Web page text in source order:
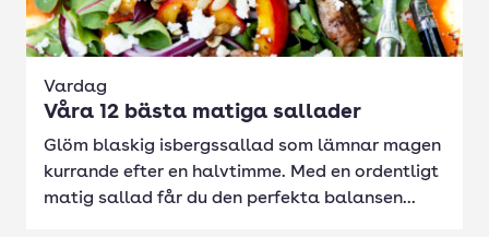
Vardag
Våra 12 bästa matiga sallader
Glöm blaskig isbergssallad som lämnar magen
kurrande efter en halvtimme. Med en ordentligt
matig sallad får du den perfekta balansen...